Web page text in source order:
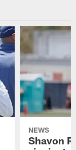
NEWS
Shavon